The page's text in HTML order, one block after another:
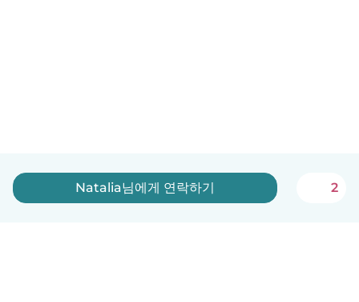
Natalia님에게 연락하기 2